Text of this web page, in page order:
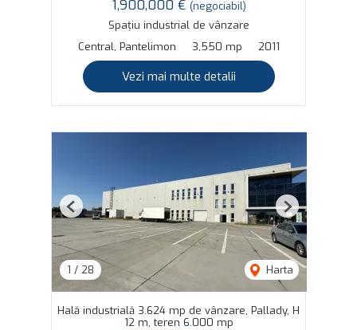
1,900,000 € (negociabil)
Spațiu industrial de vânzare
Central, Pantelimon
3,550 mp 2011
Vezi mai multe detalii
1 / 28 Harta
Previous Next
Hală industrială 3.624 mp de vânzare, Pallady, H
12 m, teren 6.000 mp